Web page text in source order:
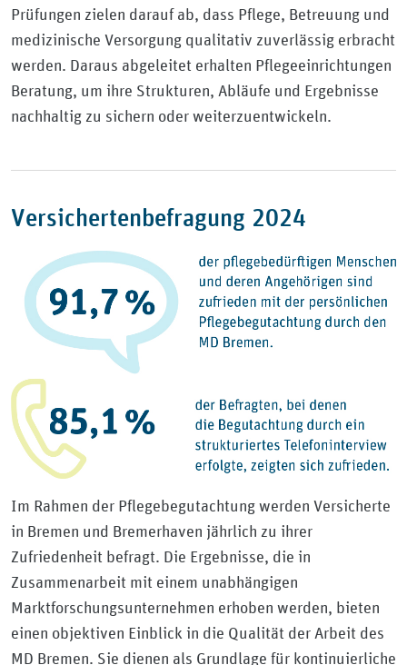
Prüfungen zielen darauf ab, dass Pflege, Betreuung und
medizinische Versorgung qualitativ zuverlässig erbracht
werden. Daraus abgeleitet erhalten Pflegeeinrichtungen
Beratung, um ihre Strukturen, Abläufe und Ergebnisse
nachhaltig zu sichern oder weiterzuentwickeln.
Versichertenbefragung 2024
Im Rahmen der Pflegebegutachtung werden Versicherte
in Bremen und Bremerhaven jährlich zu ihrer
Zufriedenheit befragt. Die Ergebnisse, die in
Zusammenarbeit mit einem unabhängigen
Marktforschungsunternehmen erhoben werden, bieten
einen objektiven Einblick in die Qualität der Arbeit des
MD Bremen. Sie dienen als Grundlage für kontinuierliche